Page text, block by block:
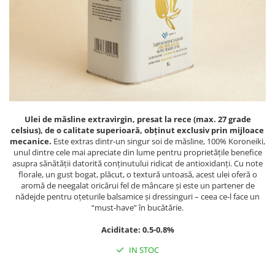
PRODUSE ECO / ORGANICE
PRODUSE ROMÂNEȘTI
COSMETICE
REMEDII NATURISTE
TOATE PRODUSELE
Ulei de măsline extravirgin, presat la rece (max. 27 grade
celsius), de o calitate superioară, obținut exclusiv prin mijloace
mecanice. Este extras dintr-un singur soi de măsline, 100% Koroneiki,
unul dintre cele mai apreciate din lume pentru proprietățile benefice
asupra sănătății datorită conținutului ridicat de antioxidanți. Cu note
florale, un gust bogat, plăcut, o textură untoasă, acest ulei oferă o
aromă de neegalat oricărui fel de mâncare și este un partener de
nădejde pentru oțeturile balsamice și dressinguri – ceea ce-l face un
“must-have” în bucătărie.
Aciditate: 0.5-0.8%
IN STOC